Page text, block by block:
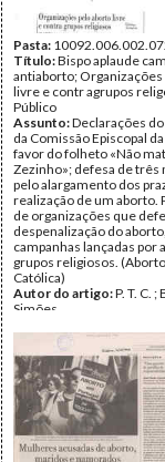
Pasta:
Título:Bispo aplaude
antiaborto;
livre e contr agrupos
Público
Assunto:Declarações
da Comissão Episcopal
favor do folheto «Não
Zezinho»; defesa de três
pelo alargamento dos
realização de um aborto.
de organizações que
despenalização do
campanhas lançadas por
grupos religiosos.
Católica)
Autor do artigo:P. T. C. ;
Simões
Fundo:UMAR
Tipo Documental:
Página(s):1